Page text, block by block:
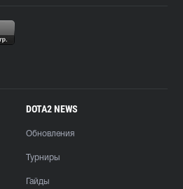
DOTA2 NEWS
Обновления
Турниры
Гайды